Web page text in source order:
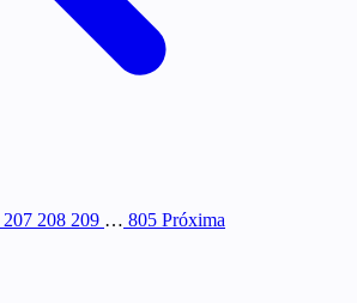
207 208 209 … 805 Próxima